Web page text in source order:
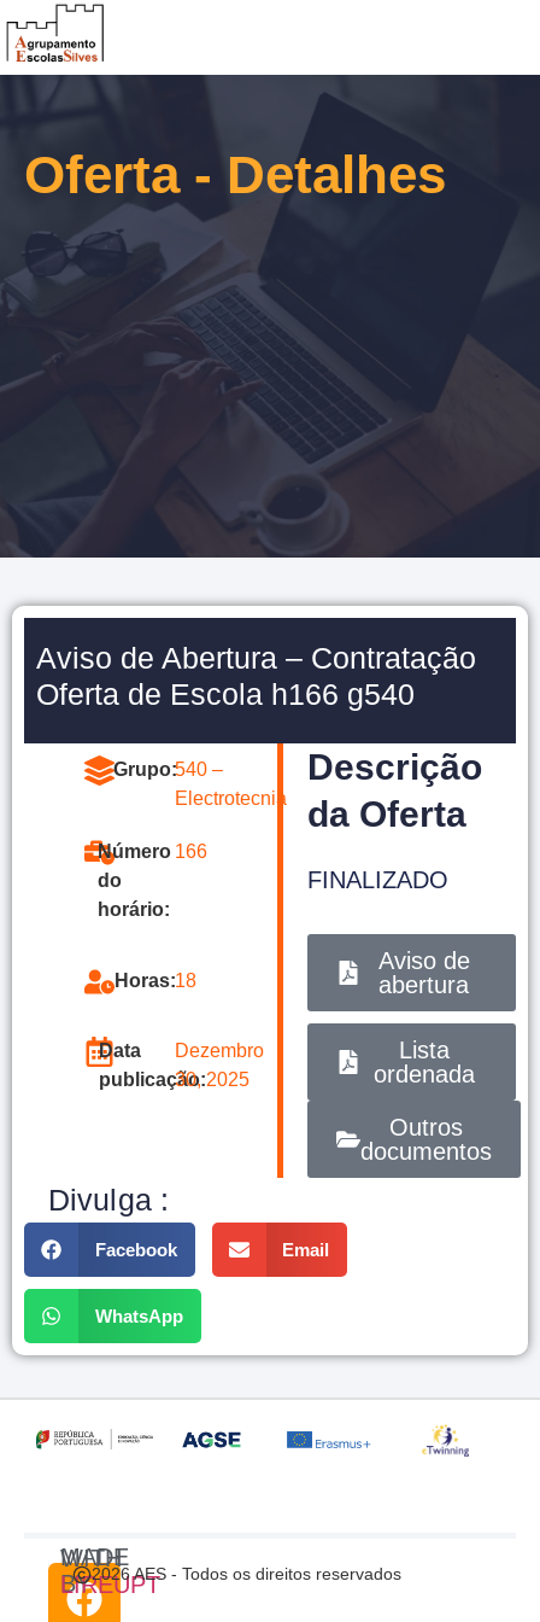
Oferta - Detalhes
Aviso de Abertura – Contratação
Oferta de Escola h166 g540
Grupo:540 –
Electrotecnia
Número
do
horário:
166
Horas:18
Data
publicação:
Dezembro
30, 2025
Descrição
da Oferta
FINALIZADO
Aviso de
abertura
Lista
ordenada
Outros
documentos
Divulga :
Facebook Email
WhatsApp
MADE WITH
BY
LIREUPT
2026 AES - Todos os direitos reservados